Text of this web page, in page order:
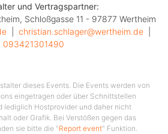
und Vertragspartner:
Schloßgasse 11 - 97877 Wertheim
christian.schlager@wertheim.de
093421301490
dieses Events. Die Events werden von
eingetragen oder über Schnittstellen
lediglich Hostprovider und daher nicht
oder Grafik. Bei Verstößen gegen das
sie bitte die "Report event" Funktion.